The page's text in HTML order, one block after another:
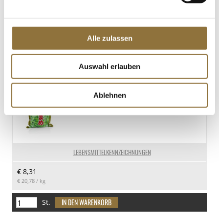
Alle zulassen
Auswahl erlauben
Ablehnen
LEBENSMITTELKENNZEICHNUNGEN
Art.Nr.:10538
€ 8,31
€ 20,78 / kg
St.